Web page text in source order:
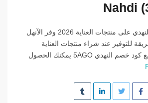
كود خصم صيدلية النهدي على منتجات العناية 2026 وفر الآنهل
للتوفير عند شراء منتجات العناية
والصحة الأصلية؟ مع كود خصم النهدي 5AGO يمكنك الحصول